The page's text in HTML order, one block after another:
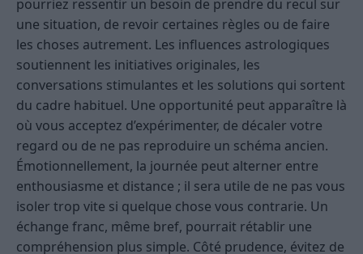
pourriez ressentir un besoin de prendre du recul sur
une situation, de revoir certaines règles ou de faire
les choses autrement. Les influences astrologiques
soutiennent les initiatives originales, les
conversations stimulantes et les solutions qui sortent
du cadre habituel. Une opportunité peut apparaître là
où vous acceptez d’expérimenter, de décaler votre
regard ou de ne pas reproduire un schéma ancien.
Émotionnellement, la journée peut alterner entre
enthousiasme et distance ; il sera utile de ne pas vous
isoler trop vite si quelque chose vous contrarie. Un
échange franc, même bref, pourrait rétablir une
compréhension plus simple. Côté prudence, évitez de